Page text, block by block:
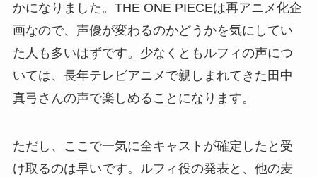
かになりました。THE ONE PIECEは再アニメ化企
画なので、声優が変わるのかどうかを気にしてい
た人も多いはずです。少なくともルフィの声につ
いては、長年テレビアニメで親しまれてきた田中
真弓さんの声で楽しめることになります。
ただし、ここで一気に全キャストが確定したと受
け取るのは早いです。ルフィ役の発表と、他の麦